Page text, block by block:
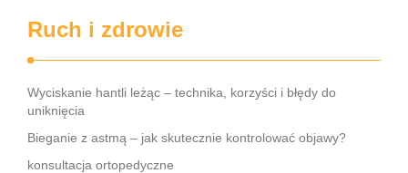
Ruch i zdrowie
Wyciskanie hantli leżąc – technika, korzyści i błędy do
uniknięcia
Bieganie z astmą – jak skutecznie kontrolować objawy?
konsultacja ortopedyczne